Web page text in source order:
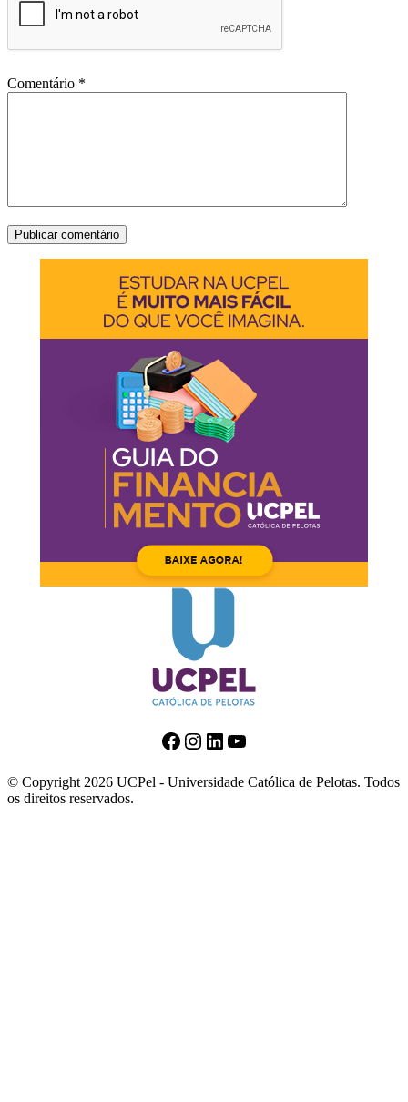
Comentário *
Facebook
Instagram
LinkedIn
Youtube
© Copyright 2026 UCPel - Universidade Católica de Pelotas. Todos
os direitos reservados.